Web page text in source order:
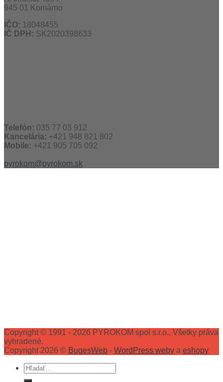
945 01 Komárno
IČO: 18048455
IČ DPH: SK2020398633
Telefón: 035 77 03 912
Kancelária: +421 948 821 802
Mobile: +421 905 705 092
pyrokom@pyrokom.sk
Copyright © 1991 - 2026 PYROKOM spol s.r.o., Všetky práva
vyhradené.
Copyright 2026 © BugesWeb - WordPress weby a eshopy
Hľadať: